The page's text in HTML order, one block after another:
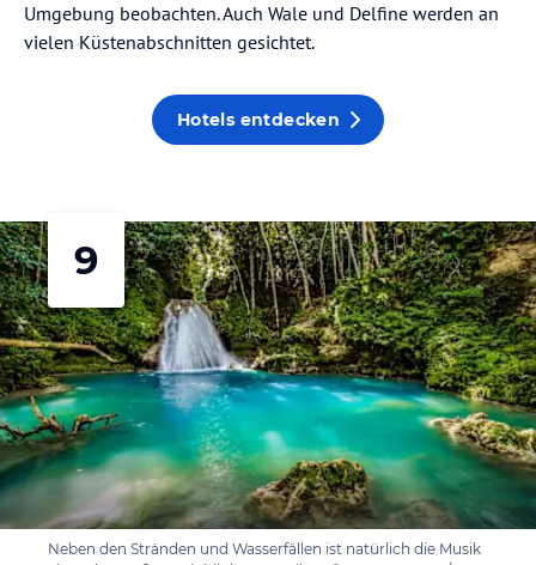
Umgebung beobachten. Auch Wale und Delfine werden an
vielen Küstenabschnitten gesichtet.
Hotels entdecken
9
Neben den Stränden und Wasserfällen ist natürlich die Musik